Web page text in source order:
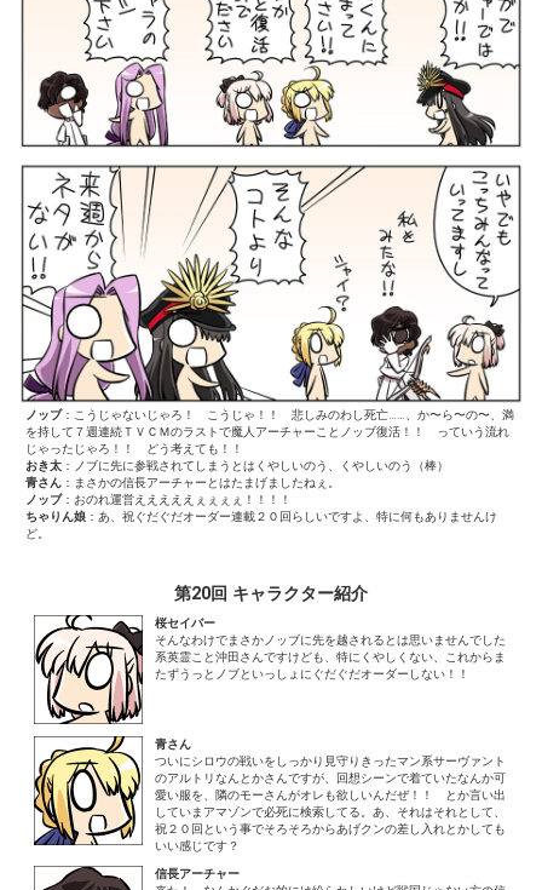
ノッブ：こうじゃないじゃろ！ こうじゃ！！ 悲しみのわし死亡……、か〜ら〜の〜、満
を持して７週連続ＴＶＣＭのラストで魔人アーチャーことノッブ復活！！ っていう流れ
じゃったじゃろ！！ どう考えても！！
おき太：ノブに先に参戦されてしまうとはくやしいのう、くやしいのう（棒）
青さん：まさかの信長アーチャーとはたまげましたねぇ。
ノッブ：おのれ運営えええええぇぇぇぇ！！！！
ちゃりん娘：あ、祝ぐだぐだオーダー連載２０回らしいですよ、特に何もありませんけ
ど。
第20回 キャラクター紹介
桜セイバー
そんなわけでまさかノッブに先を越されるとは思いませんでした
系英霊こと沖田さんですけども、特にくやしくない、これからま
たずうっとノブといっしょにぐだぐだオーダーしない！！
青さん
ついにシロウの戦いをしっかり見守りきったマン系サーヴァント
のアルトリなんとかさんですが、回想シーンで着ていたなんか可
愛い服を、隣のモーさんがオレも欲しいんだぜ！！ とか言い出
していまアマゾンで必死に検索してる。あ、それはそれとして、
祝２０回という事でそろそろからあげクンの差し入れとかしても
いい感じです？
信長アーチャー